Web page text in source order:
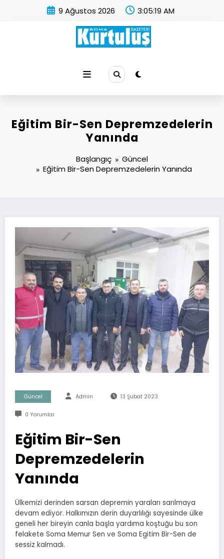
9 Ağustos 2026 3:05:20 AM
Eğitim Bir-Sen Depremzedelerin
Yanında
Başlangıç
Güncel
Eğitim Bir-Sen Depremzedelerin Yanında
Güncel Admin 13 Şubat 2023
0 Yorumlar
Eğitim Bir-Sen
Depremzedelerin
Yanında
Ülkemizi derinden sarsan depremin yaraları sarılmaya
devam ediyor. Halkımızın derin duyarlılığı sayesinde ülke
geneli her bireyin canla başla yardıma koştuğu bu son
felakete Soma Memur Sen ve Soma Egitim Bir-Sen de
sessiz kalmadı.